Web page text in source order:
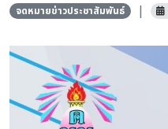
จดหมายข่าวประชาสัมพันธ์ |